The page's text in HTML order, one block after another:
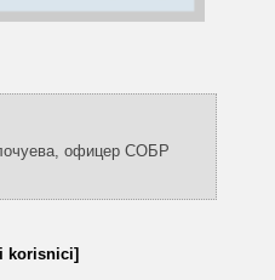
офицер СОБР
korisnici]